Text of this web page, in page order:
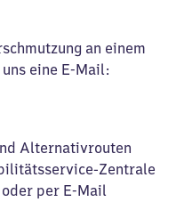
an einem
eine E-Mail:
Alternativrouten
Zentrale
per E-Mail